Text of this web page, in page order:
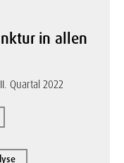
in allen
Quartal 2022